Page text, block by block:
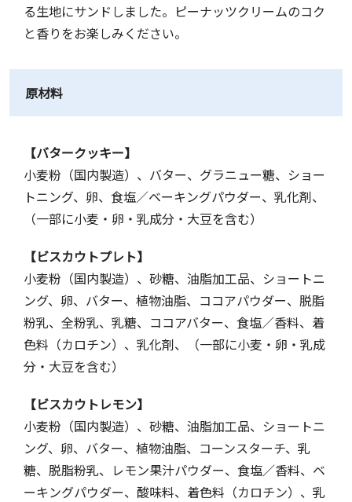
る生地にサンドしました。ピーナッツクリームのコク
と香りをお楽しみください。
原材料
【バタークッキー】
小麦粉（国内製造）、バター、グラニュー糖、ショー
トニング、卵、食塩／ベーキングパウダー、乳化剤、
（一部に小麦・卵・乳成分・大豆を含む）
【ビスカウトプレト】
小麦粉（国内製造）、砂糖、油脂加工品、ショートニ
ング、卵、バター、植物油脂、ココアパウダー、脱脂
粉乳、全粉乳、乳糖、ココアバター、食塩／香料、着
色料（カロチン）、乳化剤、（一部に小麦・卵・乳成
分・大豆を含む）
【ビスカウトレモン】
小麦粉（国内製造）、砂糖、油脂加工品、ショートニ
ング、卵、バター、植物油脂、コーンスターチ、乳
糖、脱脂粉乳、レモン果汁パウダー、食塩／香料、ベ
ーキングパウダー、酸味料、着色料（カロチン）、乳